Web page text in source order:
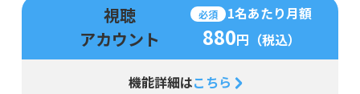
視聴
アカウント
必須 1名あたり月額
880円（税込）
機能詳細はこちら